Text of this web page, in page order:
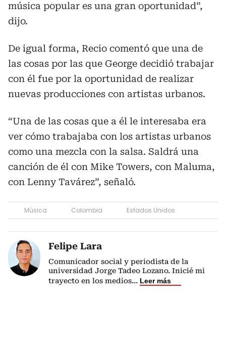
música popular es una gran oportunidad”,
dijo.
De igual forma, Recio comentó que una de
las cosas por las que George decidió trabajar
con él fue por la oportunidad de realizar
nuevas producciones con artistas urbanos.
“Una de las cosas que a él le interesaba era
ver cómo trabajaba con los artistas urbanos
como una mezcla con la salsa. Saldrá una
canción de él con Mike Towers, con Maluma,
con Lenny Tavárez”, señaló.
Música Colombia Estados Unidos
Felipe Lara
Comunicador social y periodista de la
universidad Jorge Tadeo Lozano. Inicié mi
trayecto en los medios... Leer más